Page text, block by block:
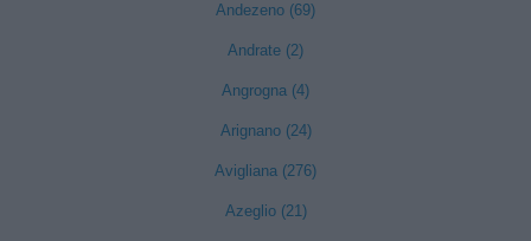
Andezeno (69)
Andrate (2)
Angrogna (4)
Arignano (24)
Avigliana (276)
Azeglio (21)